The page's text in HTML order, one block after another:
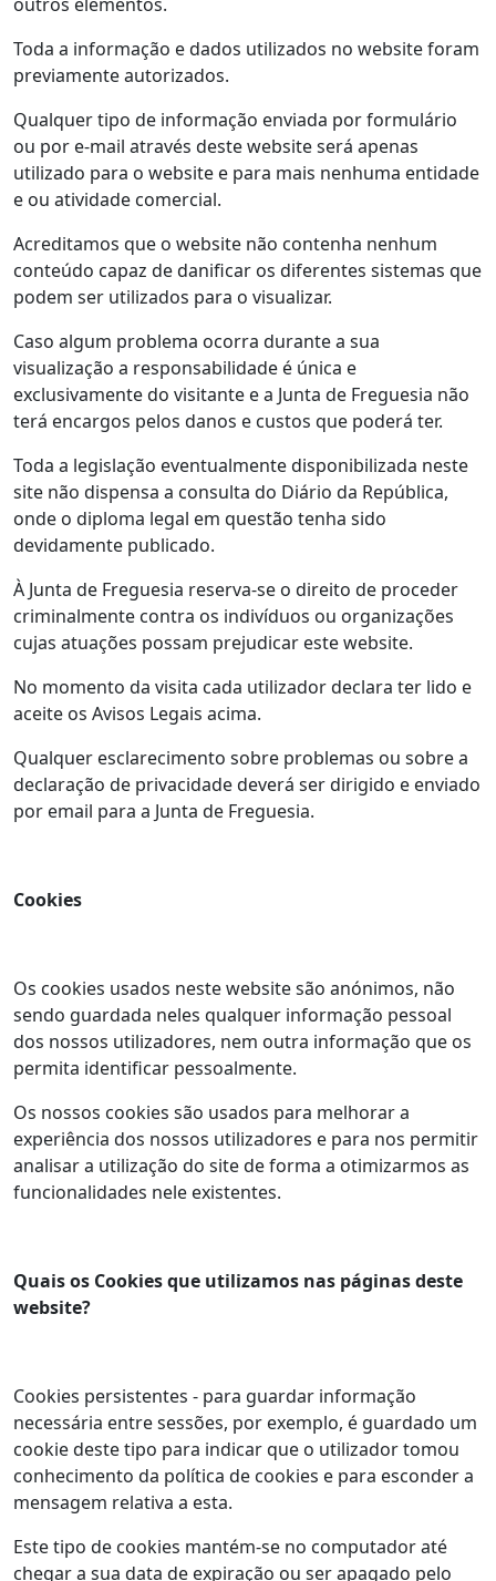
Toda a informação e dados utilizados no website foram
previamente autorizados.
Qualquer tipo de informação enviada por formulário
ou por e-mail através deste website será apenas
utilizado para o website e para mais nenhuma entidade
e ou atividade comercial.
Acreditamos que o website não contenha nenhum
conteúdo capaz de danificar os diferentes sistemas que
podem ser utilizados para o visualizar.
Caso algum problema ocorra durante a sua
visualização a responsabilidade é única e
exclusivamente do visitante e a Junta de Freguesia não
terá encargos pelos danos e custos que poderá ter.
Toda a legislação eventualmente disponibilizada neste
site não dispensa a consulta do Diário da República,
onde o diploma legal em questão tenha sido
devidamente publicado.
À Junta de Freguesia reserva-se o direito de proceder
criminalmente contra os indivíduos ou organizações
cujas atuações possam prejudicar este website.
No momento da visita cada utilizador declara ter lido e
aceite os Avisos Legais acima.
Qualquer esclarecimento sobre problemas ou sobre a
declaração de privacidade deverá ser dirigido e enviado
por email para a Junta de Freguesia.
Cookies
Os cookies usados neste website são anónimos, não
sendo guardada neles qualquer informação pessoal
dos nossos utilizadores, nem outra informação que os
permita identificar pessoalmente.
Os nossos cookies são usados para melhorar a
experiência dos nossos utilizadores e para nos permitir
analisar a utilização do site de forma a otimizarmos as
funcionalidades nele existentes.
Quais os Cookies que utilizamos nas páginas deste
website?
Cookies persistentes - para guardar informação
necessária entre sessões, por exemplo, é guardado um
cookie deste tipo para indicar que o utilizador tomou
conhecimento da política de cookies e para esconder a
mensagem relativa a esta.
Este tipo de cookies mantém-se no computador até
chegar a sua data de expiração ou ser apagado pelo